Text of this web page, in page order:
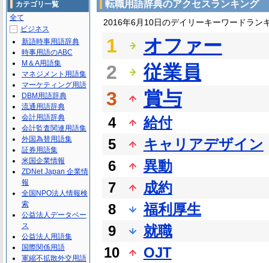
転職用語辞典のアクセスランキング
2016年6月10日のデイリーキーワードラン
1
オファー
2
従業員
3
賞与
4
給付
5
キャリアデザイン
6
異動
7
成約
8
福利厚生
9
就職
10
OJT
カテゴリ一覧
全て
－
ビジネス
新語時事用語辞典
時事用語のABC
M＆A用語集
マネジメント用語集
マーケティング用語
DBM用語辞典
流通用語辞典
会計用語辞典
会計監査関連用語集
外国為替用語集
証券用語集
米国企業情報
ZDNet Japan 企業情
報
全国NPO法人情報検
索
公益法人データベー
ス
公益法人用語集
国際関係用語
軍縮不拡散外交用語